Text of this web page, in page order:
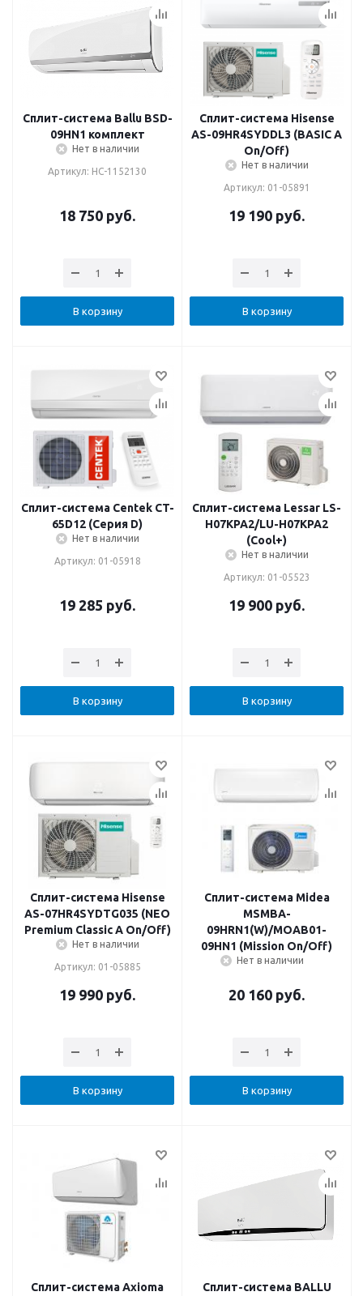
Сплит-система Ballu BSD-
09HN1 комплект
Нет в наличии
Артикул: НС-1152130
18 750 руб.
В корзину
Сплит-система Hisense
AS-09HR4SYDDL3 (BASIC A
On/Off)
Нет в наличии
Артикул: 01-05891
19 190 руб.
В корзину
Сплит-система Centek CT-
65D12 (Серия D)
Нет в наличии
Артикул: 01-05918
19 285 руб.
В корзину
Сплит-система Lessar LS-
H07KPA2/LU-H07KPA2
(Cool+)
Нет в наличии
Артикул: 01-05523
19 900 руб.
В корзину
Сплит-система Hisense
AS-07HR4SYDTG035 (NEO
Premium Classic A On/Off)
Нет в наличии
Артикул: 01-05885
19 990 руб.
В корзину
Сплит-система Midea
MSMBA-
09HRN1(W)/MOAB01-
09HN1 (Mission On/Off)
Нет в наличии
20 160 руб.
В корзину
Сплит-система Axioma
Сплит-система BALLU